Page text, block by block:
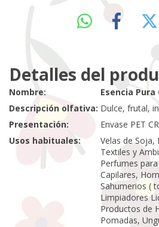
Detalles del
Nombre:
Esencia
Descripción olfativa: Dulce, frutal,
Presentación:
Envase PET
Usos habituales:
Velas de
Textiles y
Perfumes
Capilares,
Sahumerios (
Limpiadores
Productos de
Pomadas,